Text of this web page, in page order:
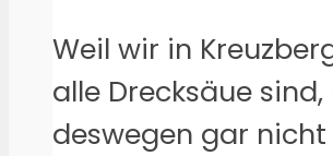
Weil wir in
alle Drecksäue sind,
deswegen gar